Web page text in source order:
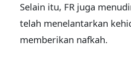
Selain itu, FR juga
telah menelantarkan
memberikan nafkah.